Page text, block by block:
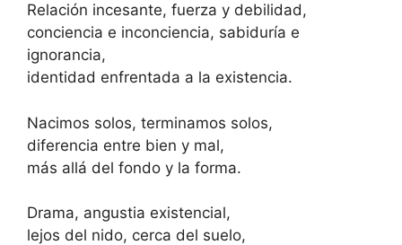
Relación incesante, fuerza y debilidad,
conciencia e inconciencia, sabiduría e
ignorancia,
identidad enfrentada a la existencia.
Nacimos solos, terminamos solos,
diferencia entre bien y mal,
más allá del fondo y la forma.
Drama, angustia existencial,
lejos del nido, cerca del suelo,